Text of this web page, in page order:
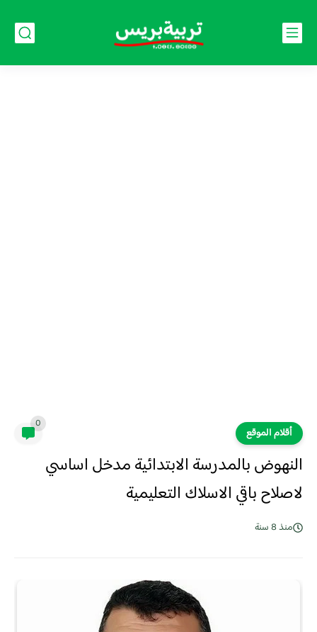
أقلام الموقع
0
النهوض بالمدرسة الابتدائية مدخل اساسي
لاصلاح باقي الاسلاك التعليمية
منذ 8 سنة